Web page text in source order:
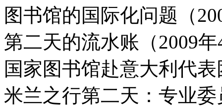
图书馆的国际化问题（
第二天的流水账（2009
国家图书馆赴意大利代
米兰之行第二天：专业